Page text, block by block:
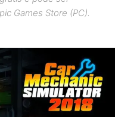
Games Store (PC).